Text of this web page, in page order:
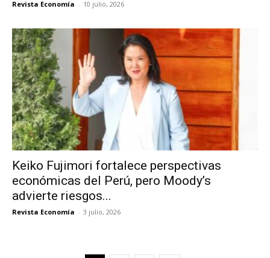
Revista Economía - 10 julio, 2026
Keiko Fujimori fortalece perspectivas
económicas del Perú, pero Moody’s
advierte riesgos...
Revista Economía - 3 julio, 2026